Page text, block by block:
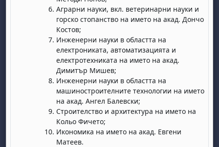
Аграрни науки, вкл. ветеринарни науки и
горско стопанство на името на акад. Дончо
Костов;
Инженерни науки в областта на
електрониката, автоматизацията и
електротехниката на името на акад.
Димитър Мишев;
Инженерни науки в областта на
машиностроителните технологии на името
на акад. Ангел Балевски;
Строителство и архитектура на името на
Кольо Фичето;
Икономика на името на акад. Евгени
Матеев.
1 август
неделя, 2 август
неделя, 9 август
15 август
неделя, 16 август
неделя, 23 август
неделя, 30 август